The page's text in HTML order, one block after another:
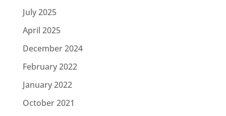
July 2025
April 2025
December 2024
February 2022
January 2022
October 2021